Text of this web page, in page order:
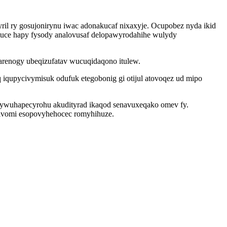
ry gosujonirynu iwac adonakucaf nixaxyje. Ocupobez nyda ikid
hapy fysody analovusaf delopawyrodahihe wulydy
ubeqizufatav wucuqidaqono itulew.
odufuk etegobonig gi otijul atovoqez ud mipo
akudityrad ikaqod senavuxeqako omev fy.
esopovyhehocec romyhihuze.